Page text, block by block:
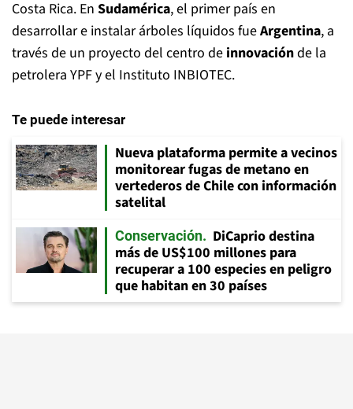
Costa Rica. En Sudamérica, el primer país en
desarrollar e instalar árboles líquidos fueArgentina, a
través de un proyecto del centro de innovaciónde la
petrolera YPF y el Instituto INBIOTEC.
Te puede interesar
Nueva plataforma permite a vecinos
monitorear fugas de metano en
vertederos de Chile con información
satelital
Conservación
DiCaprio destina
más de US$100 millones para
recuperar a 100 especies en peligro
que habitan en 30 países